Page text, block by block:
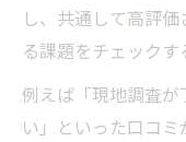
し、共通して高評
る課題をチェックす
例えば「現地調査
い」といった口コ